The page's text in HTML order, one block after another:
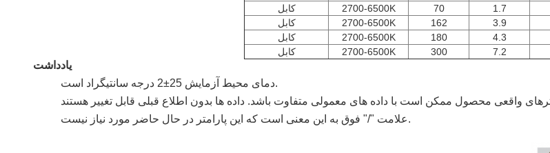
1.7
70
2700-6500K
کابل
3.9
162
2700-6500K
کابل
4.3
180
2700-6500K
کابل
7.2
300
2700-6500K کابل
یادداشت
دمای محیط آزمایش 25±2 درجه سانتیگراد است.
علامت "/" فوق به این معنی است که این پارامتر در حال حاضر مورد نیاز نیست.